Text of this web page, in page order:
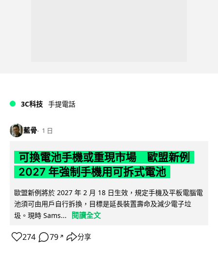
3C科技 手提電話
藍骨 1 日
可換電池手機或重現市場 歐盟新例
2027 年強制手機用可拆式電池
歐盟新例將於 2027 年 2 月 18 日生效，規定手機及平板電腦電
池須可由用戶自行拆換，目標是延長裝置壽命及減少電子垃
圾。現時 Sams...
閱讀全文
274 79 ↗ 分享